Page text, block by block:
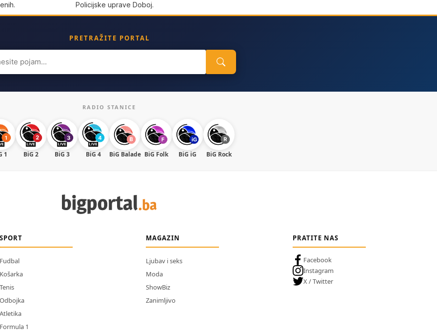
Policijske uprave Doboj.
PRETRAŽITE PORTAL
RADIO STANICE
1 BiG 2 BiG 3 BiG 4 BiG Balade BiG Folk BiG iG BiG Rock
SPORT
Fudbal
Košarka
Tenis
Odbojka
Atletika
Formula 1
MAGAZIN
Ljubav i seks
Moda
ShowBiz
Zanimljivo
PRATITE NAS
Facebook
Instagram
X / Twitter